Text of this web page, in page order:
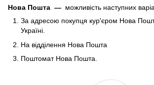
Нова Пошта — можливість наступних
За адресою покупця кур'єром Нова
Україні.
На відділення Нова Пошта
Поштомат Нова Пошта.